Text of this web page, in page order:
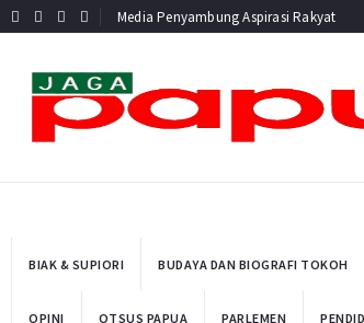
Media Penyambung Aspirasi Rakyat
BIAK & SUPIORI BUDAYA DAN BIOGRAFI TOKOH
OPINI OTSUS PAPUA PARLEMEN